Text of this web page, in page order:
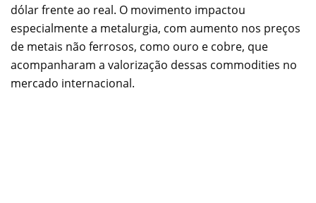
dólar frente ao real. O movimento impactou
especialmente a metalurgia, com aumento nos preços
de metais não ferrosos, como ouro e cobre, que
acompanharam a valorização dessas commodities no
mercado internacional.